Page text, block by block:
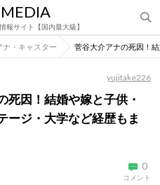
報サイト【国内最大級】
ナ・キャスター 菅谷大介アナの死因！
yujitake226
死因！結婚や嫁と子供・
ージ・大学など経歴もま
0
コメント